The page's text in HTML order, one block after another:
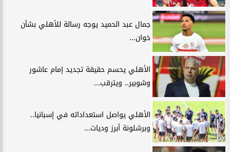
جمال عبد الحميد يوجه رسالة للأهلي بشأن
خوان...
الأهلي يحسم حقيقة تجديد إمام عاشور
وشوبير.. ويترقب...
الأهلي يواصل استعداداته في إسبانيا..
وبرشلونة أبرز وديات...